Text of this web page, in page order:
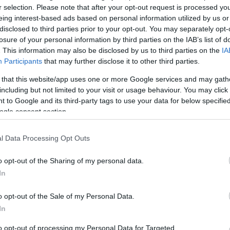
selection. Please note that after your opt-out request is processed
interest-based ads based on personal information utilized by us
to third parties prior to your opt-out. You may separately
of your personal information by third parties on the IAB’s list of
This information may also be disclosed by us to third parties on the
Participants that may further disclose it to other third parties.
that this website/app uses one or more Google services and may
but not limited to your visit or usage behaviour. You may
to Google and its third-party tags to use your data for below
consent section.
Data Processing Opt Outs
opt-out of the Sharing of my personal data.
opt-out of the Sale of my Personal Data.
opt-out of processing my Personal Data for Targeted
7.000.000, 4,00 puntos por partido,
los mejores jugadores del juego, sumando un total
de la temporada. Además, fue el mejor futbolista
interceptaciones de toda LaLiga.
y eso se ha resentido en sus puntuaciones.
y un 7% duelos ganados menos que en la
de 7,29 a 6.76. En puntos Comunio se traduce en
3.920.000, 3,33 puntos por partido,
y rol las valoraciones del noruego bajaran
4 partidos de Liga donde ha sumado 3,33 puntos
el curso pasado.